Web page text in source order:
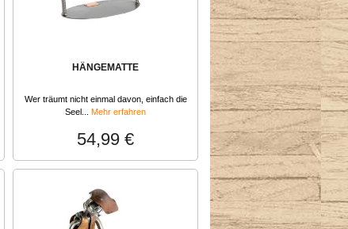
HÄNGEMATTE
Wer träumt nicht einmal davon, einfach die
Seel... Mehr erfahren
54,99 €